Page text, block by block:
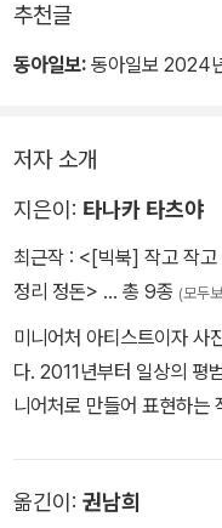
연어? 아니면 계란말이?
라는 녹차 맛 모자를 살펴
닐까? 일상을 즐거운 설렘
추천글
동아일보: 동아일보 2024
저자 소개
지은이: 타나카 타츠야
최근작 : <[빅북] 작고 작고
정리 정돈> … 총 9종 (모두
미니어처 아티스트이자 사
다. 2011년부터 일상의 평
니어처로 만들어 표현하는
‘미니어처 라이프 타나카
옮긴이: 권남희